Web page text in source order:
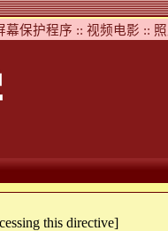
幕保护程序 :: 视频电影 ::
this directive]